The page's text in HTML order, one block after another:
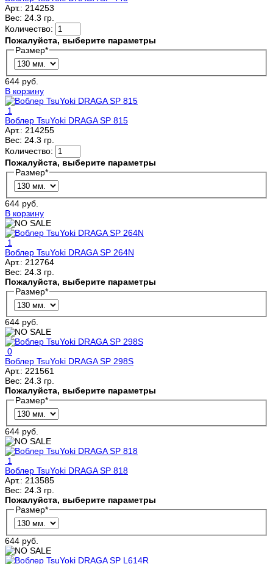
Арт.: 214253
Вес: 24.3 гр.
Количество:
Пожалуйста, выберите параметры
Размер*
644 руб.
В корзину
1
Воблер TsuYoki DRAGA SP 815
Арт.: 214255
Вес: 24.3 гр.
Количество:
Пожалуйста, выберите параметры
Размер*
644 руб.
В корзину
1
Воблер TsuYoki DRAGA SP 264N
Арт.: 212764
Вес: 24.3 гр.
Пожалуйста, выберите параметры
Размер*
644 руб.
0
Воблер TsuYoki DRAGA SP 298S
Арт.: 221561
Вес: 24.3 гр.
Пожалуйста, выберите параметры
Размер*
644 руб.
1
Воблер TsuYoki DRAGA SP 818
Арт.: 213585
Вес: 24.3 гр.
Пожалуйста, выберите параметры
Размер*
644 руб.